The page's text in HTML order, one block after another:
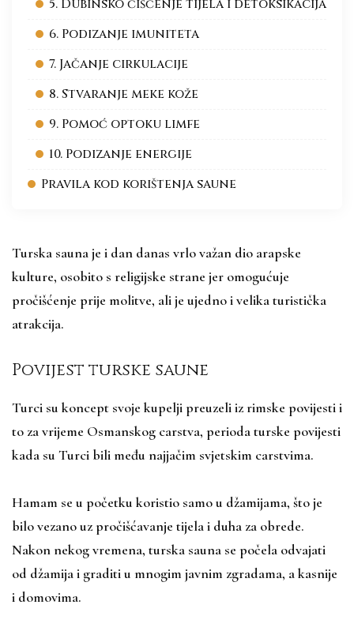
5. Dubinsko čišćenje tijela i detoksikacija
6. Podizanje imuniteta
7. Jačanje cirkulacije
8. Stvaranje meke kože
9. Pomoć optoku limfe
10. Podizanje energije
Pravila kod korištenja saune
Turska sauna je i dan danas vrlo važan dio arapske
kulture, osobito s religijske strane jer omogućuje
pročišćenje prije molitve, ali je ujedno i velika turistička
atrakcija.
Povijest turske saune
Turci su koncept svoje kupelji preuzeli iz rimske povijesti i
to za vrijeme Osmanskog carstva, perioda turske povijesti
kada su Turci bili među najjačim svjetskim carstvima.
Hamam se u početku koristio samo u džamijama, što je
bilo vezano uz pročišćavanje tijela i duha za obrede.
Nakon nekog vremena, turska sauna se počela odvajati
od džamija i graditi u mnogim javnim zgradama, a kasnije
i domovima.